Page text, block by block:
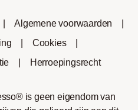
Algemene voorwaarden
Cookies
Herroepingsrecht
is geen eigendom van